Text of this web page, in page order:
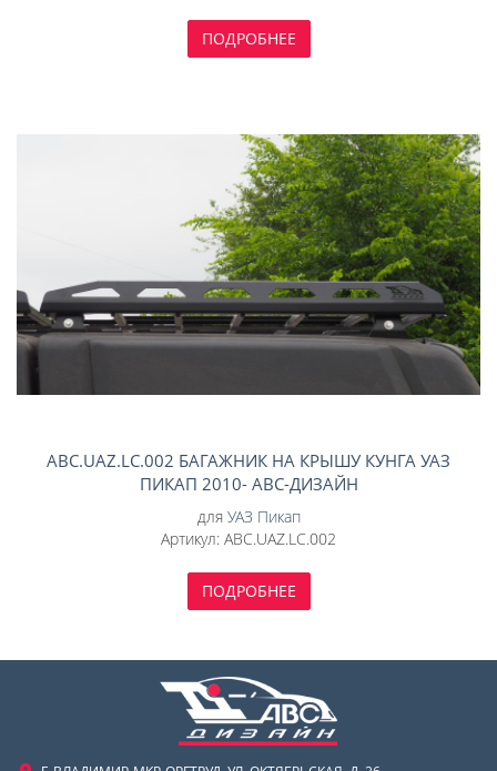
ПОДРОБНЕЕ
ABC.UAZ.LC.002 БАГАЖНИК НА КРЫШУ КУНГА УАЗ
ПИКАП 2010- АВС-ДИЗАЙН
для УАЗ Пикап
Артикул: ABC.UAZ.LC.002
ПОДРОБНЕЕ